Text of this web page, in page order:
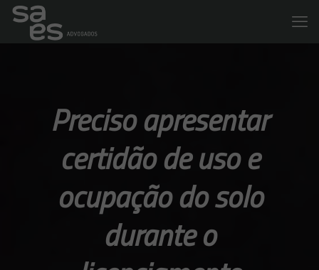
Preciso apresentar
certidão de uso e
ocupação do solo
durante o